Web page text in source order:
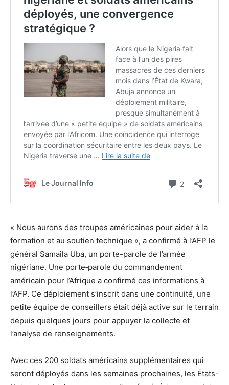
« Nous aurons des troupes américaines pour aider à la
formation et au soutien technique », a confirmé à l’AFP le
général Samaila Uba, un porte-parole de l’armée
nigériane. Une porte‑parole du commandement
américain pour l’Afrique a confirmé ces informations à
l’AFP. Ce déploiement s’inscrit dans une continuité, une
petite équipe de conseillers était déjà active sur le terrain
depuis quelques jours pour appuyer la collecte et
l’analyse de renseignements.
Avec ces 200 soldats américains supplémentaires qui
seront déployés dans les semaines prochaines, les États-